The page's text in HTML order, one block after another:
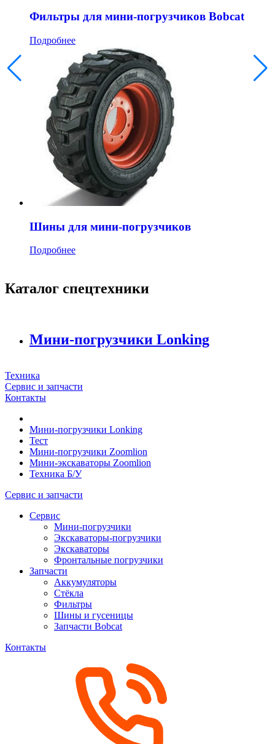
Фильтры для мини-погрузчиков Bobcat
Подробнее
Шины для мини-погрузчиков
Подробнее
Каталог спецтехники
Мини-погрузчики Lonking
Техника
Сервис и запчасти
Контакты
Мини-погрузчики Lonking
Тест
Мини-погрузчики Zoomlion
Мини-экскаваторы Zoomlion
Техника Б/У
Сервис и запчасти
Сервис
Мини-погрузчики
Экскаваторы-погрузчики
Экскаваторы
Фронтальные погрузчики
Запчасти
Аккумуляторы
Стёкла
Фильтры
Шины и гусеницы
Запчасти Bobcat
Контакты